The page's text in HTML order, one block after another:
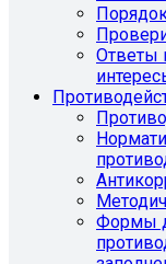
Ответы
Формы